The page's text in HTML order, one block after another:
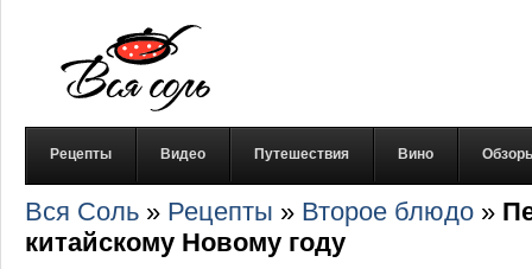
Рецепты Видео Путешествия Вино
Вся Соль » Рецепты » Второе блюдо »
китайскому Новому году